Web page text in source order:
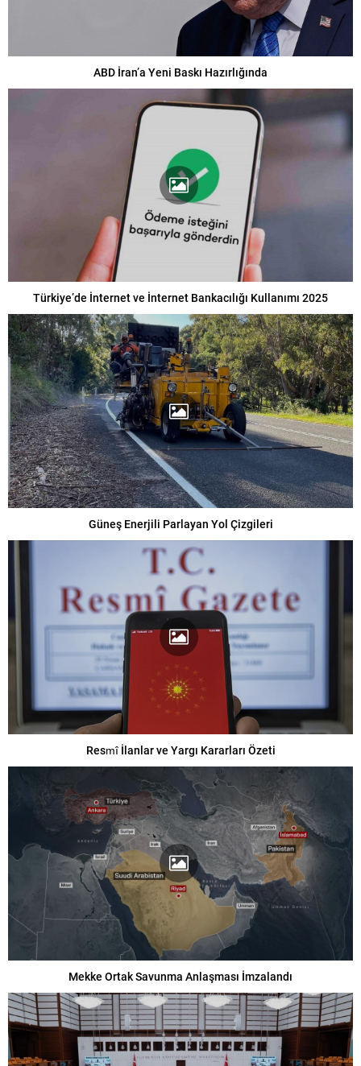
ABD İran’a Yeni Baskı Hazırlığında
Türkiye’de İnternet ve İnternet Bankacılığı Kullanımı 2025
Güneş Enerjili Parlayan Yol Çizgileri
Resmî İlanlar ve Yargı Kararları Özeti
Mekke Ortak Savunma Anlaşması İmzalandı